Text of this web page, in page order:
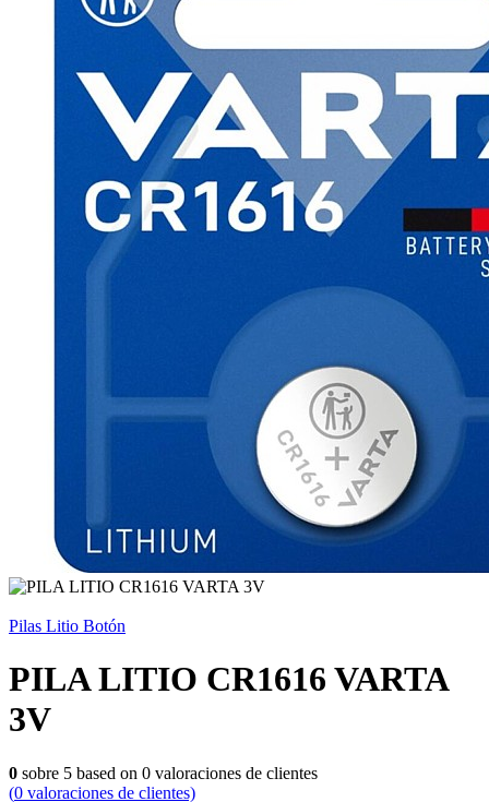
Pilas Litio Botón
PILA LITIO CR1616 VARTA
3V
0 sobre 5 based on 0 valoraciones de clientes
(0 valoraciones de clientes)